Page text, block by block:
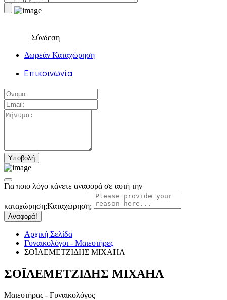
Σύνδεση
Δωρεάν Καταχώρηση
Επικοινωνία
Για ποιο λόγο κάνετε αναφορά σε αυτή την
καταχώρηση;Καταχώρηση;
Αναφορά!
Αρχική Σελίδα
Γυναικολόγοι - Μαιευτήρες
ΣΟΪΛΕΜΕΤΖΙΔΗΣ ΜΙΧΑΗΛ
ΣΟΪΛΕΜΕΤΖΙΔΗΣ ΜΙΧΑΗΛ
Μαιευτήρας - Γυναικολόγος